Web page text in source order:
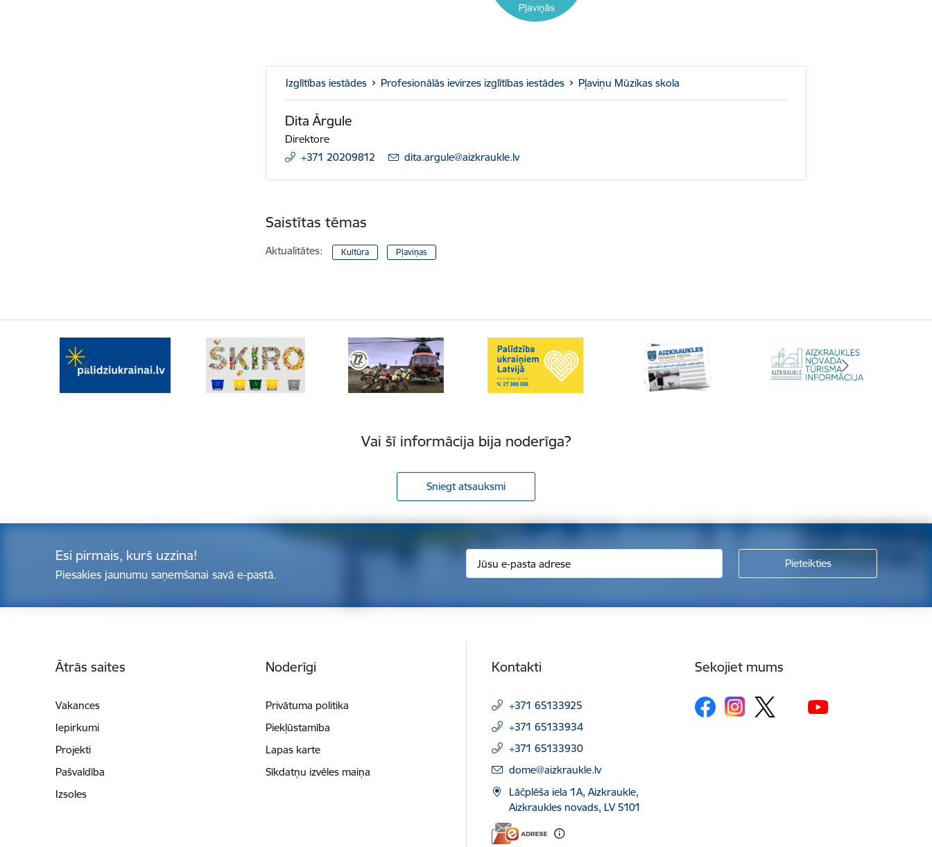
Izglītības iestādes Profesionālās ievirzes izglītības iestādes Pļaviņu Mūzikas skola
Dita Ārgule
Direktore
+371 20209812
E-pasts:
dita.argule@aizkraukle.lv
Saistītas tēmas
Aktualitātes: Kultūra Pļaviņas
Vai šī informācija bija noderīga?
Sniegt atsauksmi
Esi pirmais, kurš uzzina!
Piesakies jaunumu saņemšanai savā e-pastā.
Ātrās saites
Vakances
Iepirkumi
Projekti
Pašvaldība
Izsoles
Noderīgi
Privātuma politika
Piekļūstamība
Lapas karte
Sīkdatņu izvēles maiņa
Kontakti
+371 65133925
+371 65133934
+371 65133930
E-pasts:
dome@aizkraukle.lv
Lāčplēša iela 1A, Aizkraukle,
Aizkraukles novads, LV 5101
Sekojiet mums